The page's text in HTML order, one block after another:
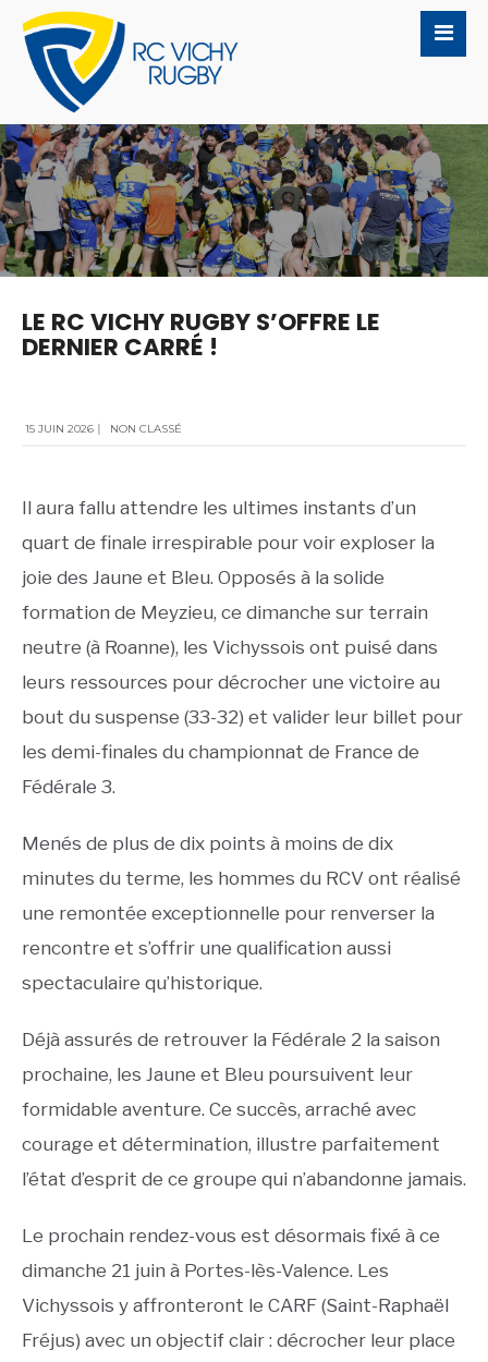
LE RC VICHY RUGBY S’OFFRE LE
DERNIER CARRÉ !
15 JUIN 2026 NON CLASSÉ
Il aura fallu attendre les ultimes instants d’un
quart de finale irrespirable pour voir exploser la
joie des Jaune et Bleu. Opposés à la solide
formation de Meyzieu, ce dimanche sur terrain
neutre (à Roanne), les Vichyssois ont puisé dans
leurs ressources pour décrocher une victoire au
bout du suspense (33-32) et valider leur billet pour
les demi-finales du championnat de France de
Fédérale 3.
Menés de plus de dix points à moins de dix
minutes du terme, les hommes du RCV ont réalisé
une remontée exceptionnelle pour renverser la
rencontre et s’offrir une qualification aussi
spectaculaire qu’historique.
Déjà assurés de retrouver la Fédérale 2 la saison
prochaine, les Jaune et Bleu poursuivent leur
formidable aventure. Ce succès, arraché avec
courage et détermination, illustre parfaitement
l’état d’esprit de ce groupe qui n’abandonne jamais.
Le prochain rendez-vous est désormais fixé à ce
dimanche 21 juin à Portes-lès-Valence. Les
Vichyssois y affronteront le CARF (Saint-Raphaël
Fréjus) avec un objectif clair : décrocher leur place